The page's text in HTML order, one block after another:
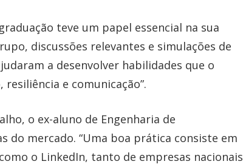
teve um papel essencial na sua
discussões relevantes e simulações de
a desenvolver habilidades que o
e comunicação”.
o ex-aluno de Engenharia de
do mercado. “Uma boa prática consiste em
o LinkedIn, tanto de empresas nacionais